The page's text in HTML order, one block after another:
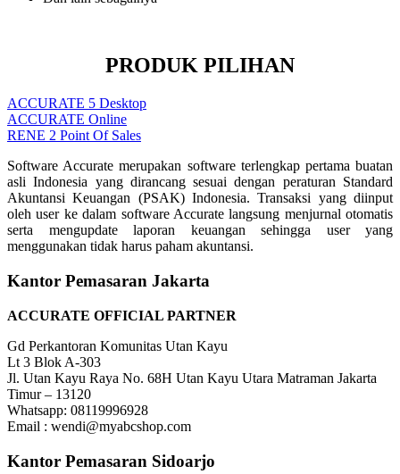
PRODUK PILIHAN
ACCURATE 5 Desktop
ACCURATE Online
RENE 2 Point Of Sales
Software Accurate merupakan software terlengkap pertama buatan
asli Indonesia yang dirancang sesuai dengan peraturan Standard
Akuntansi Keuangan (PSAK) Indonesia. Transaksi yang diinput
oleh user ke dalam software Accurate langsung menjurnal otomatis
serta mengupdate laporan keuangan sehingga user yang
menggunakan tidak harus paham akuntansi.
Kantor Pemasaran Jakarta
ACCURATE OFFICIAL PARTNER
Gd Perkantoran Komunitas Utan Kayu
Lt 3 Blok A-303
Jl. Utan Kayu Raya No. 68H Utan Kayu Utara Matraman Jakarta
Timur – 13120
Whatsapp: 08119996928
Email : wendi@myabcshop.com
Kantor Pemasaran Sidoarjo